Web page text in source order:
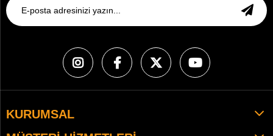
KURUMSAL